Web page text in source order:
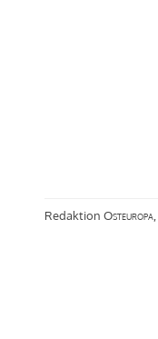
Redaktion Osteuropa